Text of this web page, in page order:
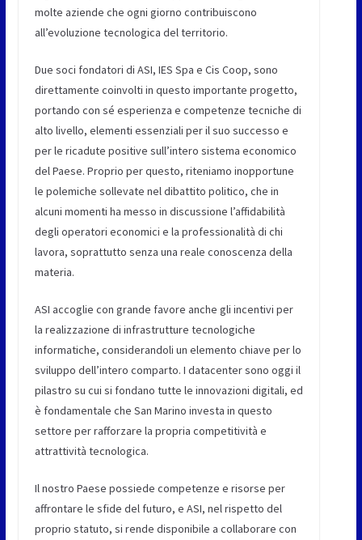
molte aziende che ogni giorno contribuiscono
all’evoluzione tecnologica del territorio.
Due soci fondatori di ASI, IES Spa e Cis Coop, sono
direttamente coinvolti in questo importante progetto,
portando con sé esperienza e competenze tecniche di
alto livello, elementi essenziali per il suo successo e
per le ricadute positive sull’intero sistema economico
del Paese. Proprio per questo, riteniamo inopportune
le polemiche sollevate nel dibattito politico, che in
alcuni momenti ha messo in discussione l’affidabilità
degli operatori economici e la professionalità di chi
lavora, soprattutto senza una reale conoscenza della
materia.
ASI accoglie con grande favore anche gli incentivi per
la realizzazione di infrastrutture tecnologiche
informatiche, considerandoli un elemento chiave per lo
sviluppo dell’intero comparto. I datacenter sono oggi il
pilastro su cui si fondano tutte le innovazioni digitali, ed
è fondamentale che San Marino investa in questo
settore per rafforzare la propria competitività e
attrattività tecnologica.
Il nostro Paese possiede competenze e risorse per
affrontare le sfide del futuro, e ASI, nel rispetto del
proprio statuto, si rende disponibile a collaborare con